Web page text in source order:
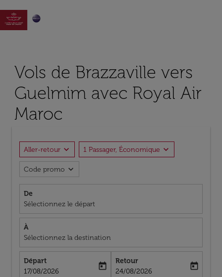

Vols de Brazzaville vers
Guelmim avec Royal Air
Maroc
Aller-retour expand_more 1 Passager, Économique expand_more
Code promo expand_more
De
Sélectionnez le départ
À
Sélectionnez la destination
Départ
fc-booking-departure-date-aria-label
17/08/2026
today
Retour
fc-booking-return-date-aria-label
24/08/2026
today